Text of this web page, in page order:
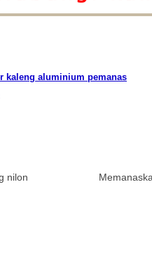
kaleng aluminium pemanas
nilon